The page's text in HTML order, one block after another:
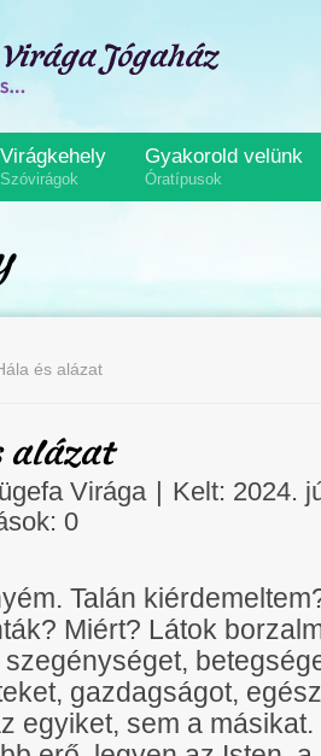
Virágkehely
Szóvirágok
Gyakorold velünk
Óratípusok
és alázat
alázat
Virága | Kelt: 2024.
0
Talán
Miért? Látok
gazdagságot,
egyiket, sem a